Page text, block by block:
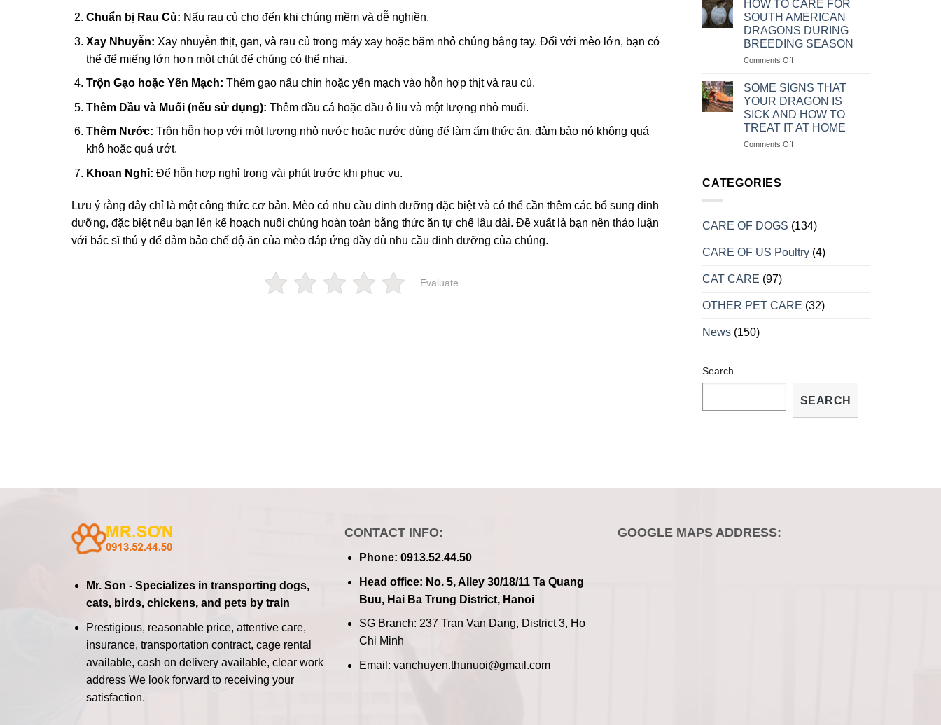
Chuẩn bị Rau Củ: Nấu rau củ cho đến khi chúng mềm và dễ nghiền.
Xay Nhuyễn: Xay nhuyễn thịt, gan, và rau củ trong máy xay hoặc băm nhỏ chúng bằng tay. Đối với mèo lớn, bạn có
thể để miếng lớn hơn một chút để chúng có thể nhai.
Trộn Gạo hoặc Yến Mạch: Thêm gạo nấu chín hoặc yến mạch vào hỗn hợp thịt và rau củ.
Thêm Dầu và Muối (nếu sử dụng): Thêm dầu cá hoặc dầu ô liu và một lượng nhỏ muối.
Thêm Nước: Trộn hỗn hợp với một lượng nhỏ nước hoặc nước dùng để làm ẩm thức ăn, đảm bảo nó không quá
khô hoặc quá ướt.
Khoan Nghỉ: Để hỗn hợp nghỉ trong vài phút trước khi phục vụ.
Lưu ý rằng đây chỉ là một công thức cơ bản. Mèo có nhu cầu dinh dưỡng đặc biệt và có thể cần thêm các bổ sung dinh
dưỡng, đặc biệt nếu bạn lên kế hoạch nuôi chúng hoàn toàn bằng thức ăn tự chế lâu dài. Đề xuất là bạn nên thảo luận
với bác sĩ thú y để đảm bảo chế độ ăn của mèo đáp ứng đầy đủ nhu cầu dinh dưỡng của chúng.
Evaluate
CẢM
ALASKA
CON
KHẨU
PHẦN
ĂN
CHO
CHÓ
LUÔN
MẠNH
HOW TO CARE FOR
SOUTH AMERICAN
DRAGONS DURING
BREEDING SEASON
Comments Offon
CHĂM
SÓC
RỒNG
NAM
MỸ
KHI
SOME SIGNS THAT
YOUR DRAGON IS
SICK AND HOW TO
TREAT IT AT HOME
Comments Offon
RỒNG
BỆNH
TẠI
CATEGORIES
CARE OF DOGS (134)
CARE OF US Poultry (4)
CAT CARE (97)
OTHER PET CARE (32)
News (150)
Search
SEARCH
Mr. Son - Specializes in transporting dogs,
cats, birds, chickens, and pets by train
Prestigious, reasonable price, attentive care,
insurance, transportation contract, cage rental
available, cash on delivery available, clear work
address We look forward to receiving your
satisfaction.
CONTACT INFO:
Phone: 0913.52.44.50
Head office: No. 5, Alley 30/18/11 Ta Quang
Buu, Hai Ba Trung District, Hanoi
SG Branch: 237 Tran Van Dang, District 3, Ho
Chi Minh
Email: vanchuyen.thunuoi@gmail.com
GOOGLE MAPS ADDRESS: